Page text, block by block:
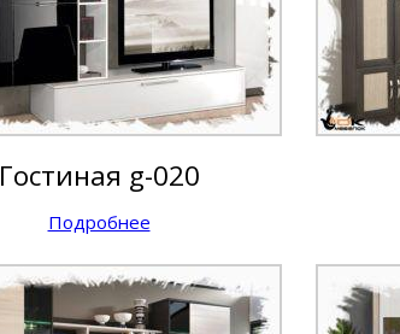
Гостиная g-020
Подробнее